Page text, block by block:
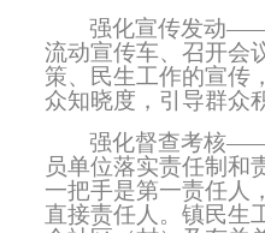
强化宣传发动
流动宣传车、召开会
策、民生工作的宣传
众知晓度，引导群众
强化督查考核
员单位落实责任制和
一把手是第一责任人
直接责任人。镇民生